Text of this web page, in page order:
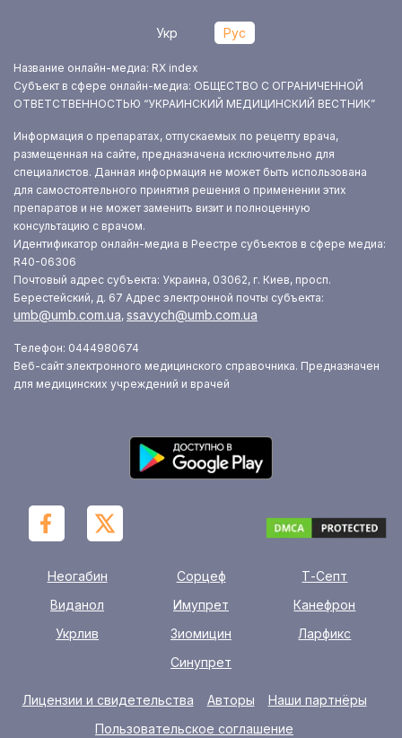
Укр Рус
Название онлайн-медиа: RX index
Субъект в сфере онлайн-медиа: ОБЩЕСТВО С ОГРАНИЧЕННОЙ
ОТВЕТСТВЕННОСТЬЮ “УКРАИНСКИЙ МЕДИЦИНСКИЙ ВЕСТНИК”
Информация о препаратах, отпускаемых по рецепту врача,
размещенная на сайте, предназначена исключительно для
специалистов. Данная информация не может быть использована
для самостоятельного принятия решения о применении этих
препаратов и не может заменить визит и полноценную
консультацию с врачом.
Идентификатор онлайн-медиа в Реестре субъектов в сфере медиа:
R40-06306
Почтовый адрес субъекта: Украина, 03062, г. Киев, просп.
Берестейский, д. 67 Адрес электронной почты субъекта:
umb@umb.com.ua, ssavych@umb.com.ua
Телефон: 0444980674
Веб-сайт электронного медицинского справочника. Предназначен
для медицинских учреждений и врачей
Неогабин Сорцеф
Т-Септ
Виданол
Имупрет
Канефрон
Укрлив
Зиомицин
Ларфикс
Синупрет
Лицензии и свидетельства Авторы
Наши партнёры
Пользовательское соглашение